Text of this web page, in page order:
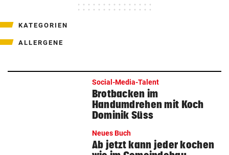
KATEGORIEN
ALLERGENE
Social-Media-Talent
Brotbacken im
Handumdrehen mit Koch
Dominik Süss
Neues Buch
Ab jetzt kann jeder kochen